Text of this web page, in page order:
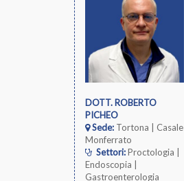
DOTT. ROBERTO
PICHEO
Sede:Tortona | Casale
Monferrato
Settori:Proctologia |
Endoscopia |
Gastroenterologia